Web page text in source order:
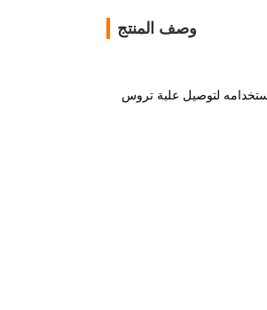
وصف المنتج
لتوصيل علبة تروس